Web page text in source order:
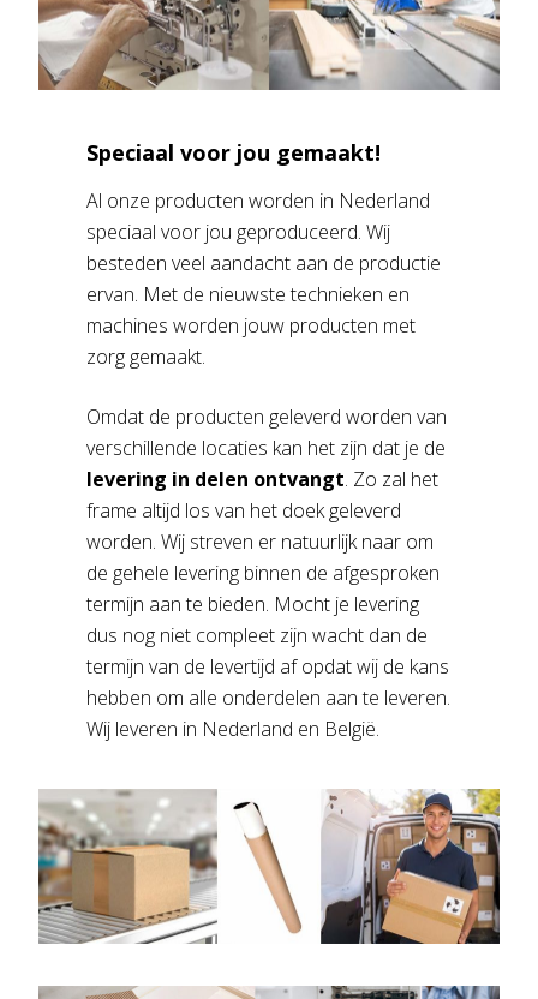
Speciaal voor jou gemaakt!
Al onze producten worden in Nederland
speciaal voor jou geproduceerd. Wij
besteden veel aandacht aan de productie
ervan. Met de nieuwste technieken en
machines worden jouw producten met
zorg gemaakt.
Omdat de producten geleverd worden van
verschillende locaties kan het zijn dat je de
levering in delen ontvangt. Zo zal het
frame altijd los van het doek geleverd
worden. Wij streven er natuurlijk naar om
de gehele levering binnen de afgesproken
termijn aan te bieden. Mocht je levering
dus nog niet compleet zijn wacht dan de
termijn van de levertijd af opdat wij de kans
hebben om alle onderdelen aan te leveren.
Wij leveren in Nederland en België.